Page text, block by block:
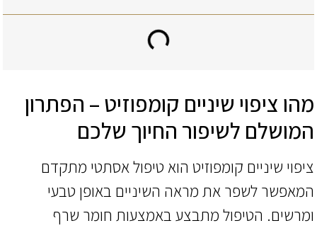
מהו ציפוי שיניים קומפוזיט – הפתרון
המושלם לשיפור החיוך שלכם
ציפוי שיניים קומפוזיט הוא טיפול אסתטי מתקדם
המאפשר לשפר את מראה השיניים באופן טבעי
ומרשים. הטיפול מתבצע באמצעות חומר שרף